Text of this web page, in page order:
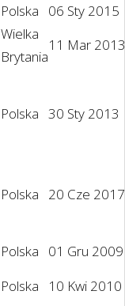
Polska
06 Sty 2015
Wielka
Brytania
11 Mar 2013
Polska 30 Sty 2013
Polska 20 Cze 2017
Polska
01 Gru 2009
Polska 10 Kwi 2010